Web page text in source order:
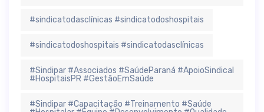
#sindicatodasclínicas #sindicatodoshospitais
#sindicatodoshospitais #sindicatodasclínicas
#Sindipar #Associados #SaúdeParaná #ApoioSindical
#HospitaisPR #GestãoEmSaúde
#Sindipar #Capacitação #Treinamento #Saúde